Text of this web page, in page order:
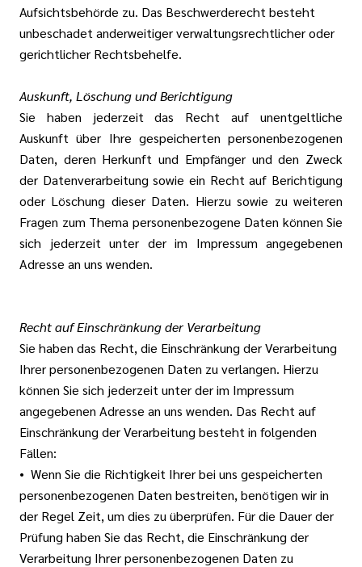
Aufsichtsbehörde zu. Das Beschwerderecht besteht
unbeschadet anderweitiger verwaltungsrechtlicher oder
gerichtlicher Rechtsbehelfe.
Auskunft, Löschung und Berichtigung
Sie haben jederzeit das Recht auf unentgeltliche
Auskunft über Ihre gespeicherten personenbezogenen
Daten, deren Herkunft und Empfänger und den Zweck
der Datenverarbeitung sowie ein Recht auf Berichtigung
oder Löschung dieser Daten. Hierzu sowie zu weiteren
Fragen zum Thema personenbezogene Daten können Sie
sich jederzeit unter der im Impressum angegebenen
Adresse an uns wenden.
Recht auf Einschränkung der Verarbeitung
Sie haben das Recht, die Einschränkung der Verarbeitung
Ihrer personenbezogenen Daten zu verlangen. Hierzu
können Sie sich jederzeit unter der im Impressum
angegebenen Adresse an uns wenden. Das Recht auf
Einschränkung der Verarbeitung besteht in folgenden
Fällen:
• Wenn Sie die Richtigkeit Ihrer bei uns gespeicherten
personenbezogenen Daten bestreiten, benötigen wir in
der Regel Zeit, um dies zu überprüfen. Für die Dauer der
Prüfung haben Sie das Recht, die Einschränkung der
Verarbeitung Ihrer personenbezogenen Daten zu